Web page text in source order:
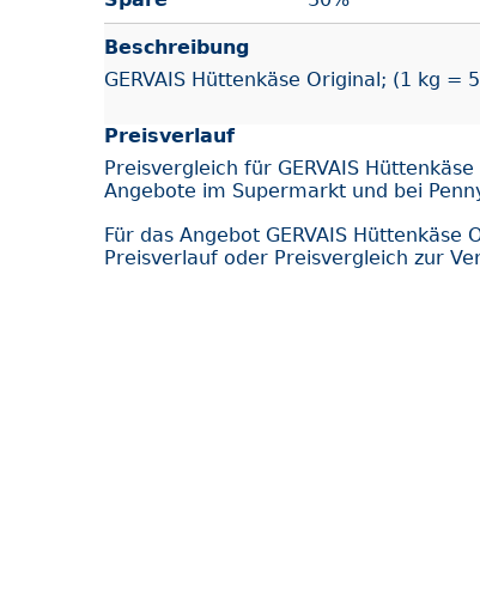
Beschreibung
GERVAIS Hüttenkäse Original; (1 kg =
Preisverlauf
Preisvergleich für GERVAIS
Angebote im Supermarkt und bei
Für das Angebot GERVAIS
Preisverlauf oder Preisvergleich zur